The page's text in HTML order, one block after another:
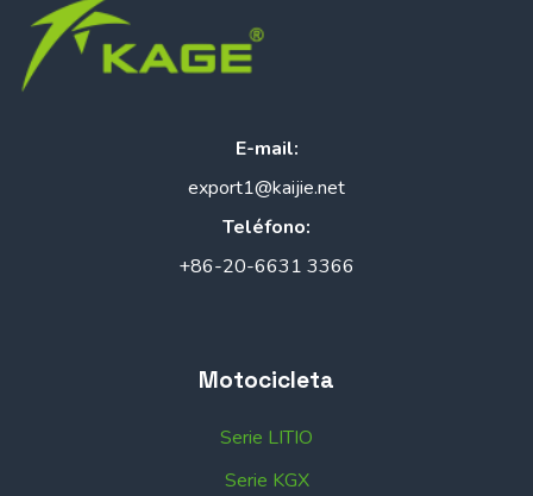
E-mail:
export1@kaijie.net
Teléfono:
+86-20-6631 3366
Motocicleta
Serie LITIO
Serie KGX